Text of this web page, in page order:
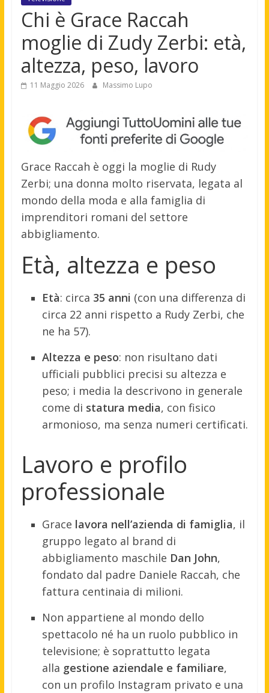
Chi è Grace Raccah
moglie di Zudy Zerbi: età,
altezza, peso, lavoro
11 Maggio 2026 Massimo Lupo
Grace Raccah è oggi la moglie di Rudy
Zerbi; una donna molto riservata, legata al
mondo della moda e alla famiglia di
imprenditori romani del settore
abbigliamento.
Età, altezza e peso
Età: circa 35 anni (con una differenza di
circa 22 anni rispetto a Rudy Zerbi, che
ne ha 57).
Altezza e peso: non risultano dati
ufficiali pubblici precisi su altezza e
peso; i media la descrivono in generale
come di statura media, con fisico
armonioso, ma senza numeri certificati.
Lavoro e profilo
professionale
Grace lavora nell’azienda di famiglia, il
gruppo legato al brand di
abbigliamento maschile Dan John,
fondato dal padre Daniele Raccah, che
fattura centinaia di milioni.
Non appartiene al mondo dello
spettacolo né ha un ruolo pubblico in
televisione; è soprattutto legata
alla gestione aziendale e familiare,
con un profilo Instagram privato e una